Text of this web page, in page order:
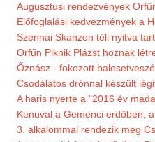
Augusztusi rendezvények
Előfoglalási kedvezmények a
Szennai Skanzen téli nyitva
Orfűn Piknik Plázst hoznak
Őznász - fokozott
Csodálatos drónnal készült
A haris nyerte a "2016 év
Kenuval a Gemenci erdőben,
3. alkalommal rendezik meg